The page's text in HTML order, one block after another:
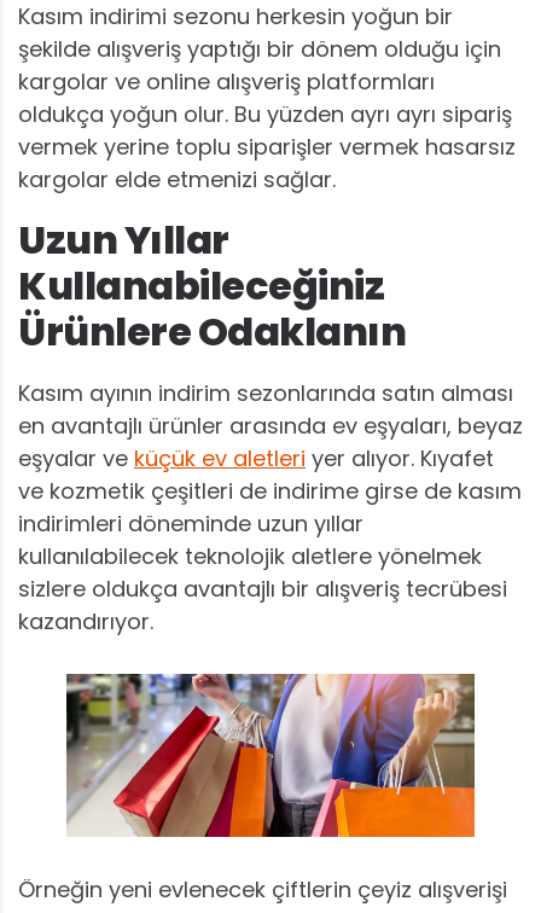
Kasım indirimi sezonu herkesin yoğun bir
şekilde alışveriş yaptığı bir dönem olduğu için
kargolar ve online alışveriş platformları
oldukça yoğun olur. Bu yüzden ayrı ayrı sipariş
vermek yerine toplu siparişler vermek hasarsız
kargolar elde etmenizi sağlar.
Uzun Yıllar
Kullanabileceğiniz
Ürünlere Odaklanın
Kasım ayının indirim sezonlarında satın alması
en avantajlı ürünler arasında ev eşyaları, beyaz
eşyalar ve küçük ev aletleri yer alıyor. Kıyafet
ve kozmetik çeşitleri de indirime girse de kasım
indirimleri döneminde uzun yıllar
kullanılabilecek teknolojik aletlere yönelmek
sizlere oldukça avantajlı bir alışveriş tecrübesi
kazandırıyor.
Örneğin yeni evlenecek çiftlerin çeyiz alışverişi